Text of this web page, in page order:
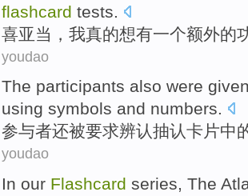
flashcard tests
喜亚当 ， 我真的想有一个额外的
youdao
The participants also were
using symbols and numbers.
参与者还被要求辨认抽认卡片中
youdao
In our Flashcard series, The